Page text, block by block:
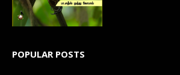
POPULAR POSTS